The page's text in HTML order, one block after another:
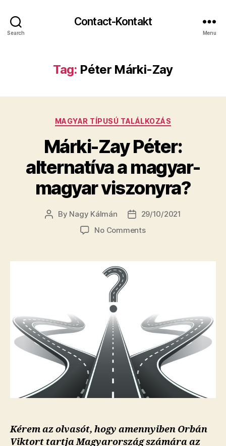
Search
Contact-Kontakt
Menu
Tag: Péter Márki-Zay
Categories
MAGYAR TÍPUSÚ TALÁLKOZÁS
Márki-Zay Péter:
alternatíva a magyar-
magyar viszonyra?
Post
By Nagy Kálmán
Post29/10/2021
No Commentson
Péter:
viszonyra?
Kérem az olvasót, hogy amennyiben Orbán
Viktort tartja Magyarország számára az